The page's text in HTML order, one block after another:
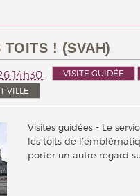
TOITS ! (SVAH)
14h30 VISITE GUIDÉE
VILLE
Visites guidées - Le
les toits de
porter un autre regard